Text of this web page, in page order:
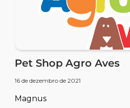
Pet Shop Agro Aves
16 de dezembro de 2021
Magnus